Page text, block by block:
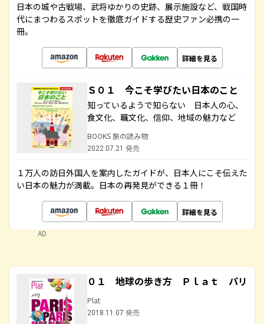
日本の城や古戦場、武将ゆかりの史跡、展示施設など、戦国時
代にまつわるスポットを徹底ガイドする歴史ファン必携の一
冊。
詳細を見る
Ｓ０１ 今こそ学びたい日本のこと
知っているようで知らない 日本人の心、
食文化、職文化、信仰、地域の魅力など
BOOKS 旅の読み物
2022.07.21 発売
１万人の訪日外国人を案内したガイドが、日本人にこそ伝えた
い日本の魅力が満載。日本の再発見ができる１冊！
詳細を見る
AD
０１ 地球の歩き方 Ｐｌａｔ パリ
Plat
2018.11.07 発売